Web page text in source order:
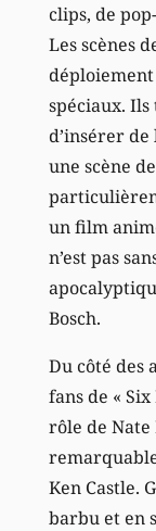
clips, de
Les scènes
spéciaux.
d’insérer
une scène
un film
n’est pas
Bosch.
Du côté des
fans de «
rôle de
Ken Castle.
barbu et en